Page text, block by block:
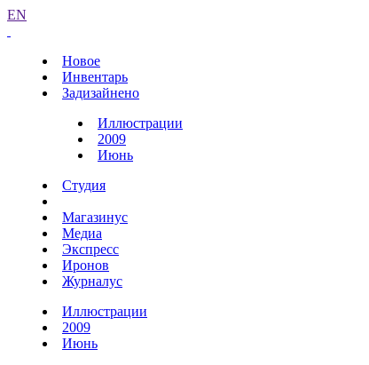
EN
Новое
Инвентарь
Задизайнено
Иллюстрации
2009
Июнь
Студия
Магазинус
Медиа
Экспресс
Иронов
Журналус
Иллюстрации
2009
Июнь